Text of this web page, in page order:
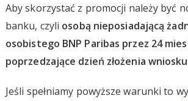
Aby skorzystać z promocji należy być
banku, czyli osobą nieposiadającą
osobistego BNP Paribas przez 24
poprzedzające dzień złożenia wniosku
Jeśli spełniamy powyższe warunki to